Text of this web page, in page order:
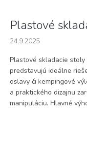
Plastové
24.9.2025
Plastové skladacie
predstavujú ideálne
oslavy či kempingové
a praktického dizajnu
manipuláciu. Hlavné